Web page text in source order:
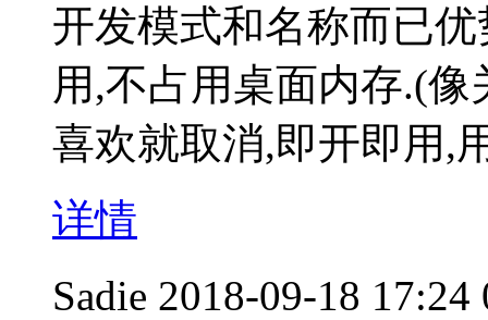
开发模式和名称而已
用,不占用桌面内存.(
喜欢就取消,即开即用,
详情
Sadie 2018-09-18 17:24